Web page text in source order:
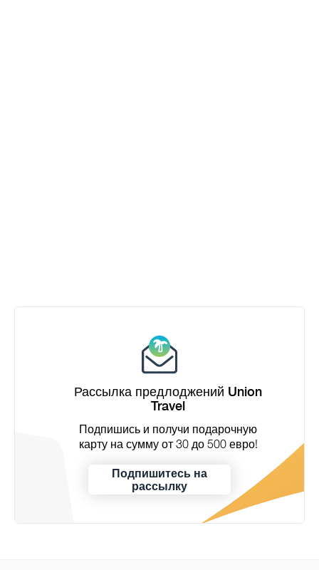
Рассылка предлоджений Union
Travel
Подпишись и получи подарочную
карту на сумму от 30 до 500 евро!
Подпишитесь на
рассылку